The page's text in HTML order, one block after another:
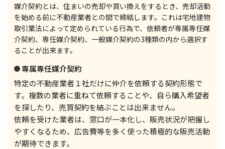
媒介契約とは、住まいの売却や買い換えをするとき、売却活動
を始める前に不動産業者との間で締結します。これは宅地建物
取引業法によって定められている行為で、依頼者が専属専任媒
介契約、専任媒介契約、一般媒介契約の3種類の内から選択す
ることが出来ます。
専属専任媒介契約
特定の不動産業者１社だけに仲介を依頼する契約形態で
す。複数の業者に重ねて依頼することや、自ら購入希望者
を探したり、売買契約を結ぶことは出来ません。
依頼を受けた業者は、窓口が一本化し、販売状況が把握し
やすくなるため、広告費等を多く使った積極的な販売活動
が期待できます。